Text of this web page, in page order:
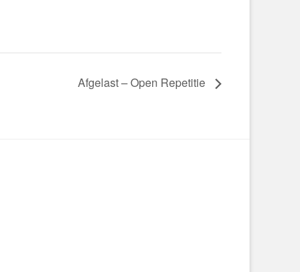
Afgelast – Open Repetitie